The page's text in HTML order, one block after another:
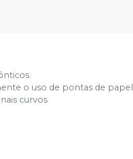
o uso de pontas de papel
curvos